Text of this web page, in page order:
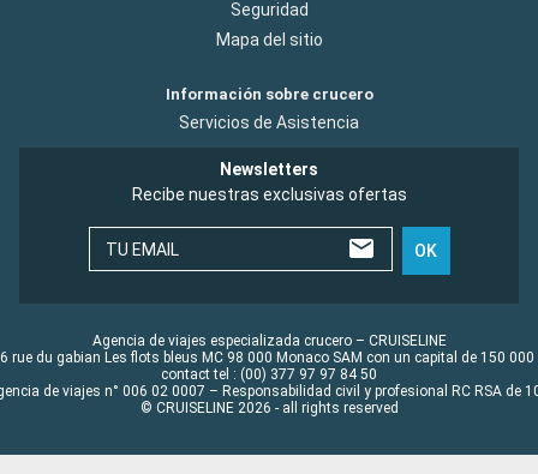
Seguridad
Mapa del sitio
Información sobre crucero
Servicios de Asistencia
Newsletters
Recibe nuestras exclusivas ofertas
TU EMAIL OK
Agencia de viajes especializada crucero – CRUISELINE
rue du gabian Les flots bleus MC 98 000 Monaco SAM con un capital de 150 000
contact tel : (00) 377 97 97 84 50
de viajes n° 006 02 0007 – Responsabilidad civil y profesional RC RSA de
© CRUISELINE 2026 - all rights reserved